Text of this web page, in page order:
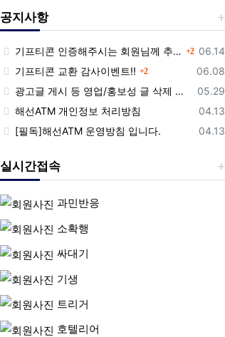
공지사항
등록
06.14
기프티콘 인증해주시는 회원님께 추가 포인트 쏩니다!! 2댓글
등록일
06.08
기프티콘 교환 감사이벤트!! 2댓글
등록
05.29
광고글 게시 등 영업/홍보성 글 삭제 및 제제대상입니다.
등록
04.13
해선ATM 개인정보 처리방침
등록
04.13
[필독]해선ATM 운영방침 입니다.
실시간접속
과민반응
소확행
싸대기
기생
트리거
호텔리어